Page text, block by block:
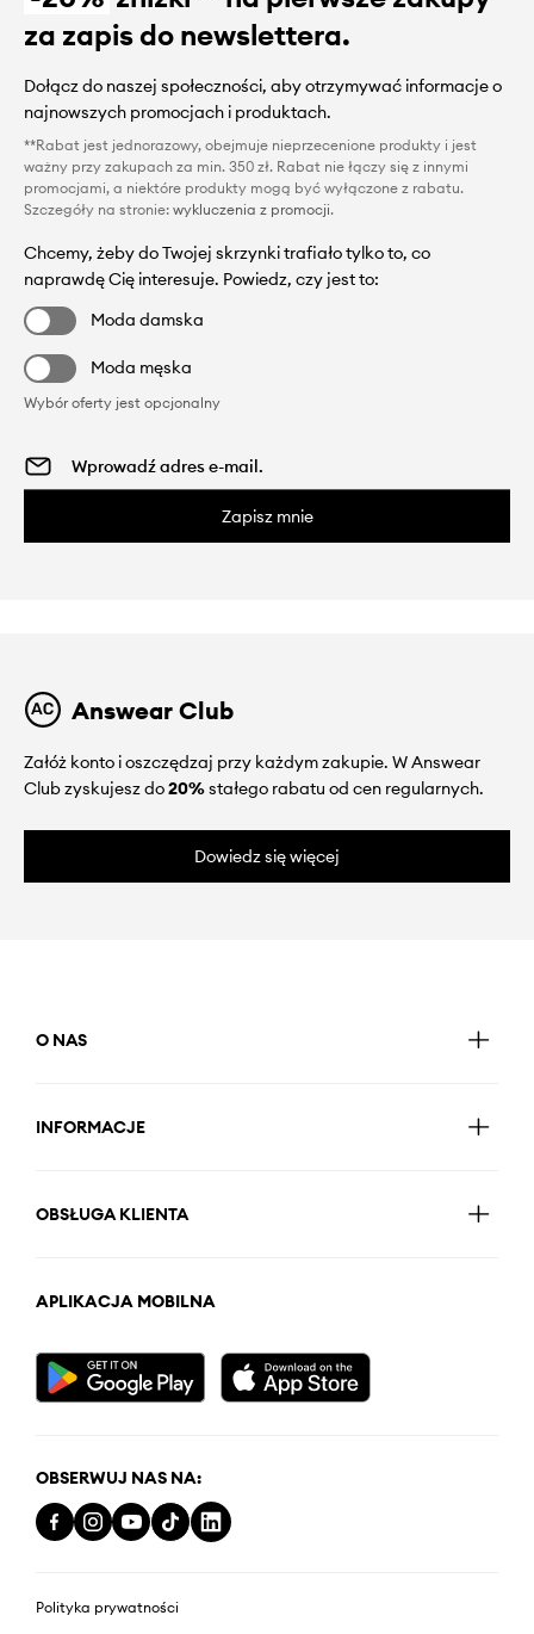
za zapis do newslettera.
Dołącz do naszej społeczności, aby otrzymywać informacje o
najnowszych promocjach i produktach.
**Rabat jest jednorazowy, obejmuje nieprzecenione produkty i jest
ważny przy zakupach za min. 350 zł. Rabat nie łączy się z innymi
promocjami, a niektóre produkty mogą być wyłączone z rabatu.
Szczegóły na stronie: wykluczenia z promocji.
Chcemy, żeby do Twojej skrzynki trafiało tylko to, co
naprawdę Cię interesuje. Powiedz, czy jest to:
Moda damska
Moda męska
Wybór oferty jest opcjonalny
Zapisz mnie
Answear Club
Załóż konto i oszczędzaj przy każdym zakupie. W Answear
Club zyskujesz do20%stałego rabatu od cen regularnych.
Dowiedz się więcej
O NAS
INFORMACJE
OBSŁUGA KLIENTA
APLIKACJA MOBILNA
OBSERWUJ NAS NA:
Polityka prywatności